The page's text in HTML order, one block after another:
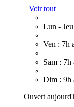
Voir tout
Lun -
Ven : 7h
Sam : 7h
Dim : 9h
Ouvert